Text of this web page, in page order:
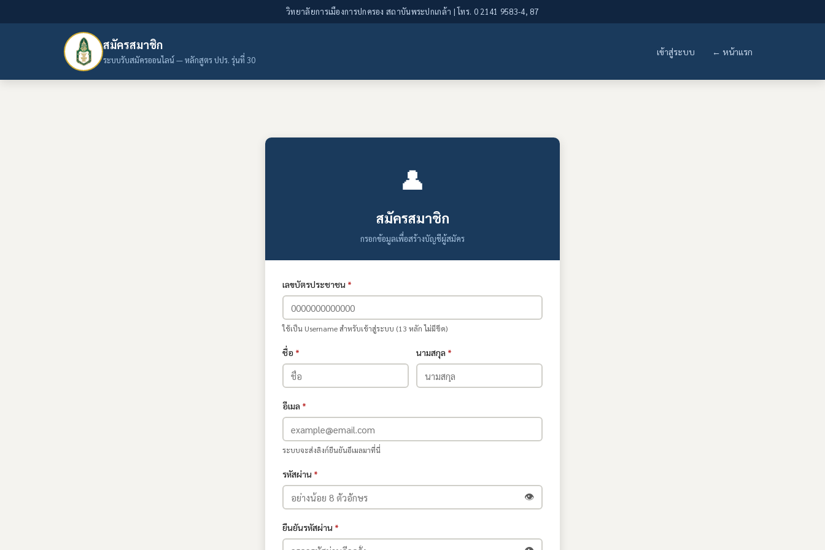
วิทยาลัยการเมืองการปกครอง สถาบันพระปกเกล้า | โทร. 0 2141 9583-4, 87
สมัครสมาชิก
ระบบรับสมัครออนไลน์ — หลักสูตร ปปร. รุ่นที่ 30
เข้าสู่ระบบ ← หน้าแรก
👤
สมัครสมาชิก
กรอกข้อมูลเพื่อสร้างบัญชีผู้สมัคร
เลขบัตรประชาชน *
ใช้เป็น Username สำหรับเข้าสู่ระบบ (13 หลัก ไม่มีขีด)
ชื่อ * นามสกุล *
อีเมล *
ระบบจะส่งลิงก์ยืนยันอีเมลมาที่นี่
รหัสผ่าน *
👁
ยืนยันรหัสผ่าน *